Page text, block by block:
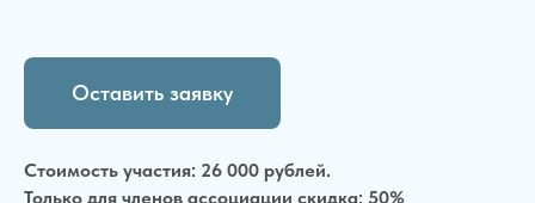
Оставить заявку
Стоимость участия: 26 000 рублей.
Только для членов ассоциации скидка: 50%